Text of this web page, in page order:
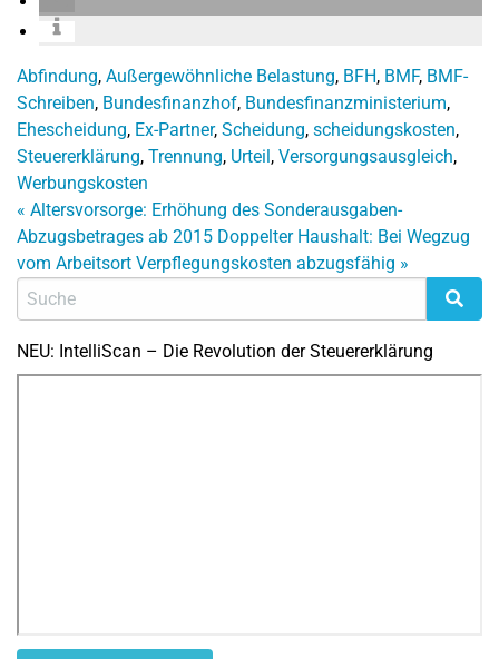
Abfindung, Außergewöhnliche Belastung, BFH, BMF, BMF-
Schreiben, Bundesfinanzhof, Bundesfinanzministerium,
Ehescheidung, Ex-Partner, Scheidung, scheidungskosten,
Steuererklärung, Trennung, Urteil, Versorgungsausgleich,
Werbungskosten
« Altersvorsorge: Erhöhung des Sonderausgaben-
Abzugsbetrages ab 2015 Doppelter Haushalt: Bei Wegzug
vom Arbeitsort Verpflegungskosten abzugsfähig »
NEU: IntelliScan – Die Revolution der Steuererklärung